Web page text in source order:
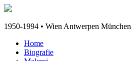
1950-1994 • Wien Antwerpen München
Home
Biografie